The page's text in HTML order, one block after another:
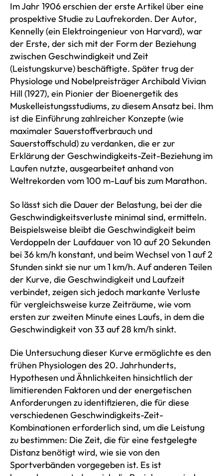
Im Jahr 1906 erschien der erste Artikel über eine
prospektive Studie zu Laufrekorden. Der Autor,
Kennelly (ein Elektroingenieur von Harvard), war
der Erste, der sich mit der Form der Beziehung
zwischen Geschwindigkeit und Zeit
(Leistungskurve) beschäftigte. Später trug der
Physiologe und Nobelpreisträger Archibald Vivian
Hill (1927), ein Pionier der Bioenergetik des
Muskelleistungsstudiums, zu diesem Ansatz bei. Ihm
ist die Einführung zahlreicher Konzepte (wie
maximaler Sauerstoffverbrauch und
Sauerstoffschuld) zu verdanken, die er zur
Erklärung der Geschwindigkeits-Zeit-Beziehung im
Laufen nutzte, ausgearbeitet anhand von
Weltrekorden vom 100 m-Lauf bis zum Marathon.
So lässt sich die Dauer der Belastung, bei der die
Geschwindigkeitsverluste minimal sind, ermitteln.
Beispielsweise bleibt die Geschwindigkeit beim
Verdoppeln der Laufdauer von 10 auf 20 Sekunden
bei 36 km/h konstant, und beim Wechsel von 1 auf 2
Stunden sinkt sie nur um 1 km/h. Auf anderen Teilen
der Kurve, die Geschwindigkeit und Laufzeit
verbindet, zeigen sich jedoch markante Verluste
für vergleichsweise kurze Zeiträume, wie vom
ersten zur zweiten Minute eines Laufs, in dem die
Geschwindigkeit von 33 auf 28 km/h sinkt.
Die Untersuchung dieser Kurve ermöglichte es den
frühen Physiologen des 20. Jahrhunderts,
Hypothesen und Ähnlichkeiten hinsichtlich der
limitierenden Faktoren und der energetischen
Anforderungen zu identifizieren, die für diese
verschiedenen Geschwindigkeits-Zeit-
Kombinationen erforderlich sind, um die Leistung
zu bestimmen: Die Zeit, die für eine festgelegte
Distanz benötigt wird, wie sie von den
Sportverbänden vorgegeben ist. Es ist